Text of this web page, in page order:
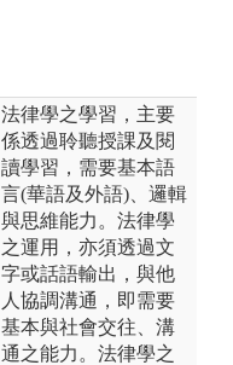
法律學之學習，主要
係透過聆聽授課及閱
讀學習，需要基本語
言(華語及外語)、邏輯
與思維能力。法律學
之運用，亦須透過文
字或話語輸出，與他
人協調溝通，即需要
基本與社會交往、溝
通之能力。法律學之